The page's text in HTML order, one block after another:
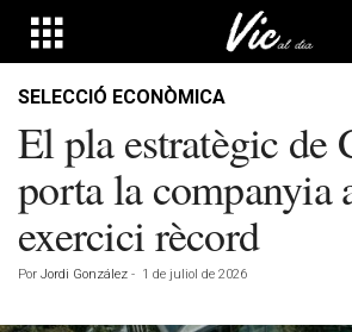
SELECCIÓ ECONÒMICA
El pla estratègic de
porta la companyia
exercici rècord
Por Jordi González - 1 de juliol de 2026